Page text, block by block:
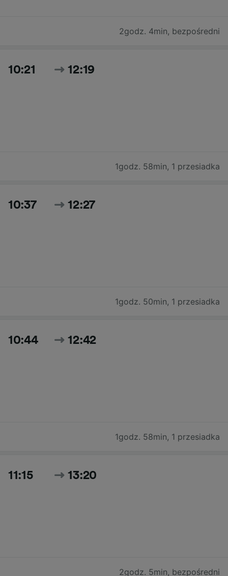
2godz. 4min, bezpośredni
10:21 12:19
1godz. 58min, 1 przesiadka
10:37 12:27
1godz. 50min, 1 przesiadka
10:44 12:42
1godz. 58min, 1 przesiadka
11:15 13:20
2godz. 5min, bezpośredni